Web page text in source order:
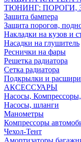
ТЮНИНГ: ПОРОГИ,
Защита бампера
Защита порогов,
Накладки на кузов и
Насадки на глушитель
Реснички на фары
Решетка радиатора
Сетка радиатора
Подкрылки и
АКСЕССУАРЫ
Насосы,
Насосы, шланги
Манометры
Компрессоры
Чехол-Тент
Амортизаторы